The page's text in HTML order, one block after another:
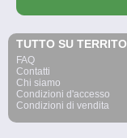
TUTTO SU TERRITO
FAQ
Contatti
Chi siamo
Condizioni d'accesso
Condizioni di vendita